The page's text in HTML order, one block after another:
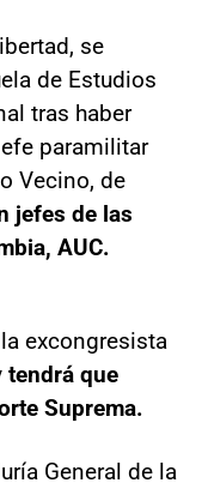
se
de Estudios
tras haber
paramilitar
Vecino, de
jefes de las
AUC.
excongresista
tendrá que
Suprema.
General de la